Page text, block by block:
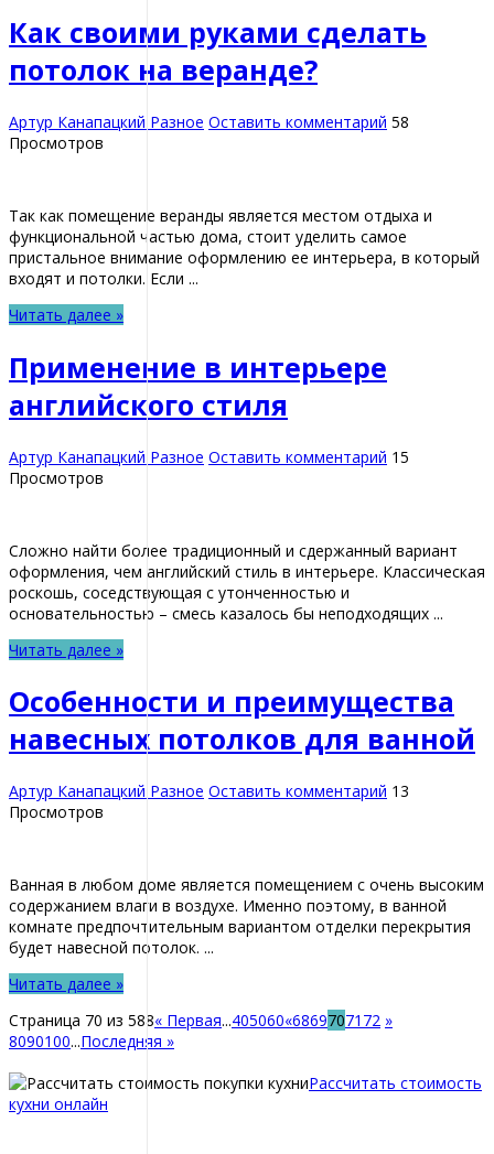
Как своими руками сделать
потолок на веранде?
Артур Канапацкий Разное Оставить комментарий 58
Просмотров
Так как помещение веранды является местом отдыха и
функциональной частью дома, стоит уделить самое
пристальное внимание оформлению ее интерьера, в который
входят и потолки. Если ...
Читать далее »
Применение в интерьере
английского стиля
Артур Канапацкий Разное Оставить комментарий 15
Просмотров
Сложно найти более традиционный и сдержанный вариант
оформления, чем английский стиль в интерьере. Классическая
роскошь, соседствующая с утонченностью и
основательностью – смесь казалось бы неподходящих ...
Читать далее »
Особенности и преимущества
навесных потолков для ванной
Артур Канапацкий Разное Оставить комментарий 13
Просмотров
Ванная в любом доме является помещением с очень высоким
содержанием влаги в воздухе. Именно поэтому, в ванной
комнате предпочтительным вариантом отделки перекрытия
будет навесной потолок. ...
Читать далее »
Страница 70 из 588« Первая...405060«68697071 72 »
8090100...Последняя »
Рассчитать стоимость
кухни онлайн